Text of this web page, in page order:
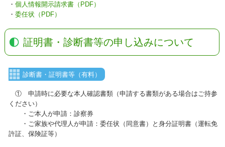
・ 個人情報開示請求書（PDF）
・ 委任状（PDF）
証明書・診断書等の申し込みについて
診断書・証明書等（有料）
① 申請時に必要な本人確認書類（申請する書類がある場合はご持参
ください）
・ご本人が申請：診察券
・ご家族や代理人が申請：委任状（同意書）と身分証明書（運転免
許証、保険証等）